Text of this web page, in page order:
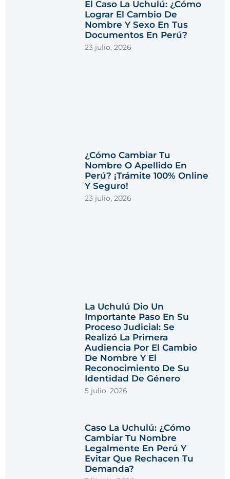
El Caso La Uchulú: ¿Cómo
Lograr El Cambio De
Nombre Y Sexo En Tus
Documentos En Perú?
23 julio, 2026
¿Cómo Cambiar Tu
Nombre O Apellido En
Perú? ¡Trámite 100% Online
Y Seguro!
23 julio, 2026
La Uchulú Dio Un
Importante Paso En Su
Proceso Judicial: Se
Realizó La Primera
Audiencia Por El Cambio
De Nombre Y El
Reconocimiento De Su
Identidad De Género
5 julio, 2026
Caso La Uchulú: ¿cómo
Cambiar Tu Nombre
Legalmente En Perú Y
Evitar Que Rechacen Tu
Demanda?